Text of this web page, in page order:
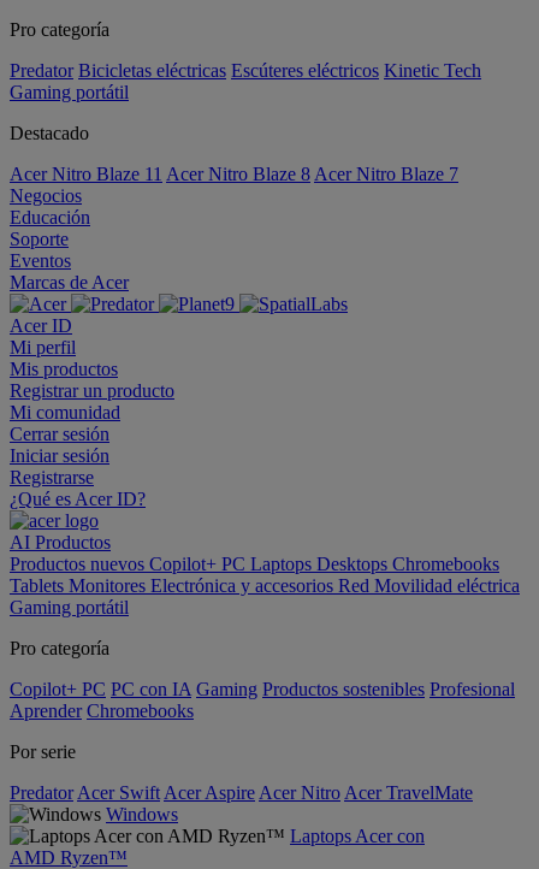
Pro categoría
Predator Bicicletas eléctricas Escúteres eléctricos Kinetic Tech
Gaming portátil
Destacado
Acer Nitro Blaze 11 Acer Nitro Blaze 8 Acer Nitro Blaze 7
Negocios
Educación
Soporte
Eventos
Marcas de Acer
Acer ID
Mi perfil
Mis productos
Registrar un producto
Mi comunidad
Cerrar sesión
Iniciar sesión
Registrarse
¿Qué es Acer ID?
AI Productos
Productos nuevos Copilot+ PC Laptops Desktops Chromebooks
Tablets Monitores Electrónica y accesorios Red Movilidad eléctrica
Gaming portátil
Pro categoría
Copilot+ PC PC con IA Gaming Productos sostenibles Profesional
Aprender Chromebooks
Por serie
Predator Acer Swift Acer Aspire Acer Nitro Acer TravelMate
Windows
Laptops Acer con
AMD Ryzen™